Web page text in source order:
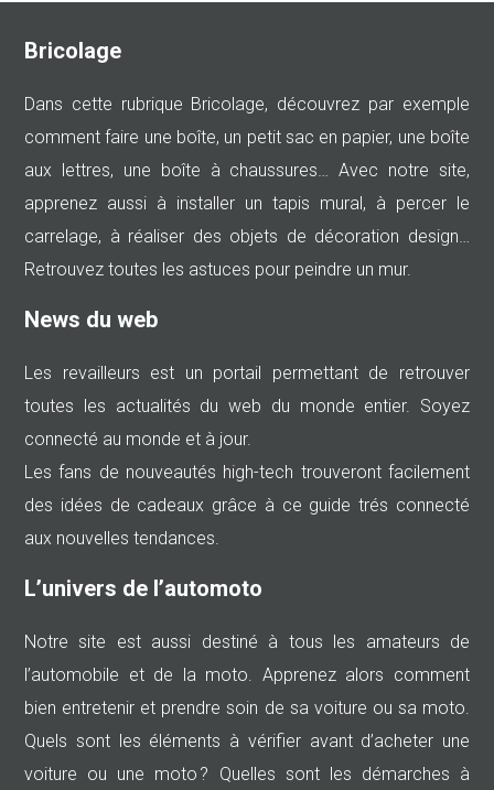
Bricolage
Dans cette rubrique Bricolage, découvrez par exemple
comment faire une boîte, un petit sac en papier, une boîte
aux lettres, une boîte à chaussures… Avec notre site,
apprenez aussi à installer un tapis mural, à percer le
carrelage, à réaliser des objets de décoration design…
Retrouvez toutes les astuces pour peindre un mur.
News du web
Les revailleurs est un portail permettant de retrouver
toutes les actualités du web du monde entier. Soyez
connecté au monde et à jour.
Les fans de nouveautés high-tech trouveront facilement
des idées de cadeaux grâce à ce guide trés connecté
aux nouvelles tendances.
L’univers de l’automoto
Notre site est aussi destiné à tous les amateurs de
l’automobile et de la moto. Apprenez alors comment
bien entretenir et prendre soin de sa voiture ou sa moto.
Quels sont les éléments à vérifier avant d’acheter une
voiture ou une moto ? Quelles sont les démarches à